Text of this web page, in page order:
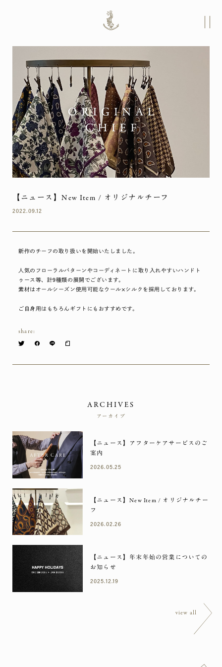
【ニュース】New Item / オリジナルチーフ
2022.09.12
新作のチーフの取り扱いを開始いたしました。
人気のフローラルパターンやコーディネートに取り入れやすいハンドト
ゥース等、計9種類の展開でございます。
素材はオールシーズン使用可能なウール×シルクを採用しております。
ご自身用はもちろんギフトにもおすすめです。
share:
ARCHIVES
アーカイブ
【ニュース】アフターケアサービスのご
案内
2026.05.25
【ニュース】New Item / オリジナルチー
フ
2026.02.26
【ニュース】年末年始の営業についての
お知らせ
2025.12.19
view all